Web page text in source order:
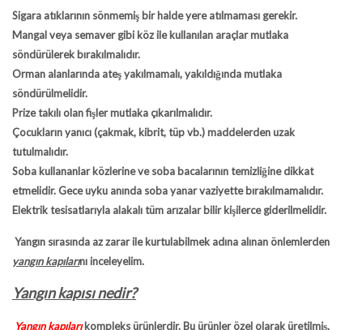
Sigara atıklarının sönmemiş bir halde yere atılmaması gerekir.
Mangal veya semaver gibi köz ile kullanılan araçlar mutlaka
söndürülerek bırakılmalıdır.
Orman alanlarında ateş yakılmamalı, yakıldığında mutlaka
söndürülmelidir.
Prize takılı olan fişler mutlaka çıkarılmalıdır.
Çocukların yanıcı (çakmak, kibrit, tüp vb.) maddelerden uzak
tutulmalıdır.
Soba kullananlar közlerine ve soba bacalarının temizliğine dikkat
etmelidir. Gece uyku anında soba yanar vaziyette bırakılmamalıdır.
Elektrik tesisatlarıyla alakalı tüm arızalar bilir kişilerce giderilmelidir.
Yangın sırasında az zarar ile kurtulabilmek adına alınan önlemlerden
yangın kapılarını inceleyelim.
Yangın kapısı nedir?
Yangın kapılarıkompleks ürünlerdir. Bu ürünler özel olarak üretilmiş,